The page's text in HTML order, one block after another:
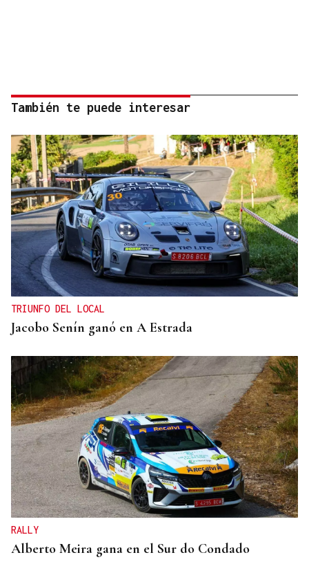
También te puede interesar
TRIUNFO DEL LOCAL
Jacobo Senín ganó en A Estrada
RALLY
Alberto Meira gana en el Sur do Condado